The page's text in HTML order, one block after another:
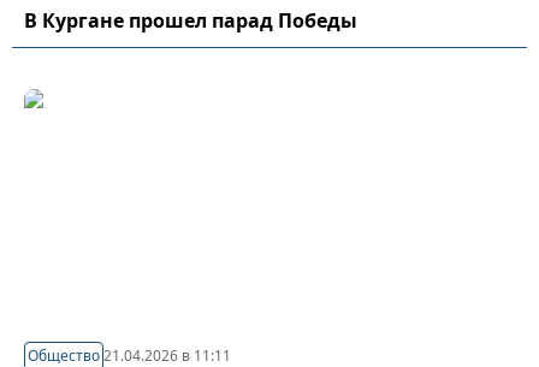
В Кургане прошел парад Победы
Общество21.04.2026 в 11:11